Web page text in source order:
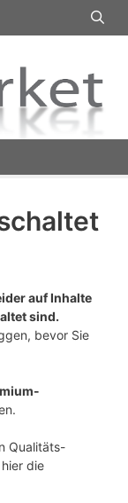
auf Inhalte
sind.
bevor Sie
Qualitäts-
die